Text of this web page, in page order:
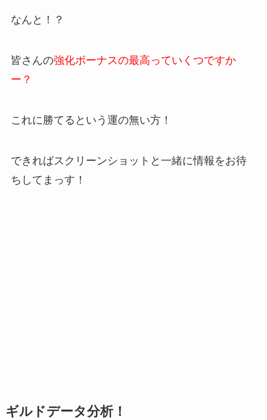
なんと！？
皆さんの強化ボーナスの最高っていくつですか
ー？
これに勝てるという運の無い方！
できればスクリーンショットと一緒に情報をお待
ちしてまっす！
ギルドデータ分析！